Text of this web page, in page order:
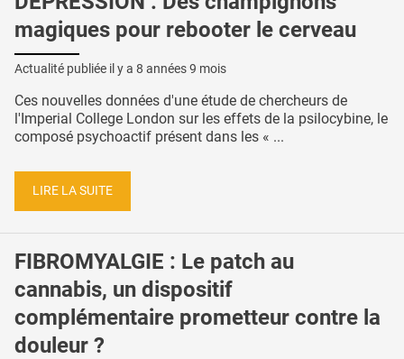
magiques pour rebooter le cerveau
Actualité publiée il y a 8 années 9 mois
Ces nouvelles données d'une étude de chercheurs de
l'Imperial College London sur les effets de la psilocybine, le
composé psychoactif présent dans les « ...
LIRE LA SUITE
FIBROMYALGIE : Le patch au
cannabis, un dispositif
complémentaire prometteur contre la
douleur ?